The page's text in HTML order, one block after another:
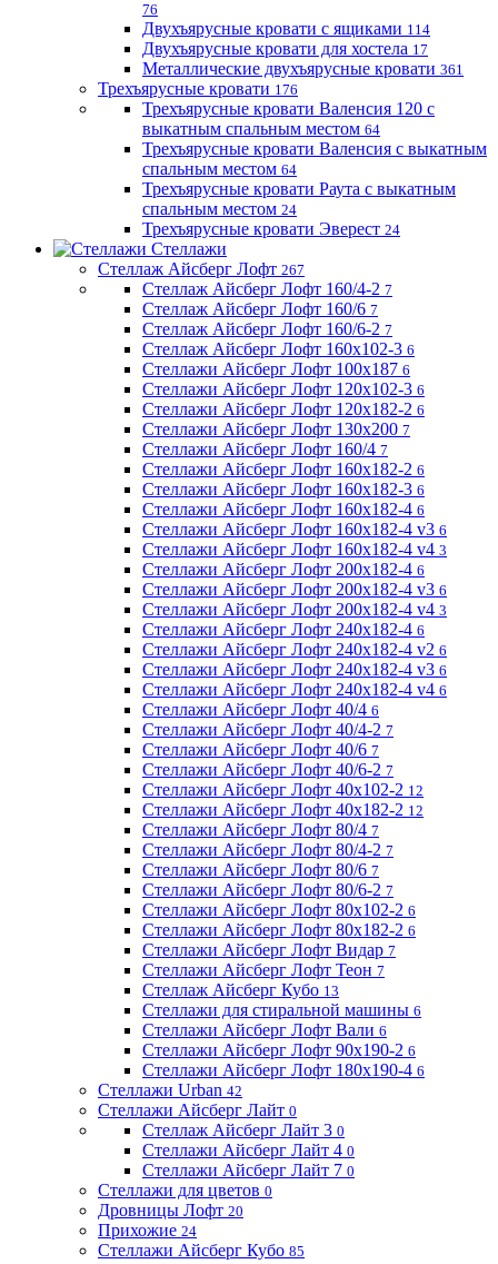
76
Двухъярусные кровати с ящиками 114
Двухъярусные кровати для хостела 17
Металлические двухъярусные кровати 361
Трехъярусные кровати 176
Трехъярусные кровати Валенсия 120 с
выкатным спальным местом 64
Трехъярусные кровати Валенсия с выкатным
спальным местом 64
Трехъярусные кровати Раута с выкатным
спальным местом 24
Трехъярусные кровати Эверест 24
Стеллажи
Стеллаж Айсберг Лофт 267
Стеллаж Айсберг Лофт 160/4-2 7
Стеллаж Айсберг Лофт 160/6 7
Стеллаж Айсберг Лофт 160/6-2 7
Стеллаж Айсберг Лофт 160х102-3 6
Стеллажи Айсберг Лофт 100х187 6
Стеллажи Айсберг Лофт 120х102-3 6
Стеллажи Айсберг Лофт 120х182-2 6
Стеллажи Айсберг Лофт 130х200 7
Стеллажи Айсберг Лофт 160/4 7
Стеллажи Айсберг Лофт 160х182-2 6
Стеллажи Айсберг Лофт 160х182-3 6
Стеллажи Айсберг Лофт 160х182-4 6
Стеллажи Айсберг Лофт 160х182-4 v3 6
Стеллажи Айсберг Лофт 160х182-4 v4 3
Стеллажи Айсберг Лофт 200х182-4 6
Стеллажи Айсберг Лофт 200х182-4 v3 6
Стеллажи Айсберг Лофт 200х182-4 v4 3
Стеллажи Айсберг Лофт 240х182-4 6
Стеллажи Айсберг Лофт 240х182-4 v2 6
Стеллажи Айсберг Лофт 240х182-4 v3 6
Стеллажи Айсберг Лофт 240х182-4 v4 6
Стеллажи Айсберг Лофт 40/4 6
Стеллажи Айсберг Лофт 40/4-2 7
Стеллажи Айсберг Лофт 40/6 7
Стеллажи Айсберг Лофт 40/6-2 7
Стеллажи Айсберг Лофт 40х102-2 12
Стеллажи Айсберг Лофт 40х182-2 12
Стеллажи Айсберг Лофт 80/4 7
Стеллажи Айсберг Лофт 80/4-2 7
Стеллажи Айсберг Лофт 80/6 7
Стеллажи Айсберг Лофт 80/6-2 7
Стеллажи Айсберг Лофт 80х102-2 6
Стеллажи Айсберг Лофт 80х182-2 6
Стеллажи Айсберг Лофт Видар 7
Стеллажи Айсберг Лофт Теон 7
Стеллаж Айсберг Кубо 13
Стеллажи для стиральной машины 6
Стеллажи Айсберг Лофт Вали 6
Стеллажи Айсберг Лофт 90х190-2 6
Стеллажи Айсберг Лофт 180х190-4 6
Стеллажи Urban 42
Стеллажи Айсберг Лайт 0
Стеллаж Айсберг Лайт 3 0
Стеллажи Айсберг Лайт 4 0
Стеллажи Айсберг Лайт 7 0
Стеллажи для цветов 0
Дровницы Лофт 20
Прихожие 24
Стеллажи Айсберг Кубо 85